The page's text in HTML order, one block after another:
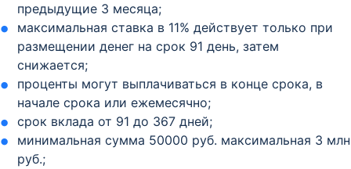
предыдущие 3 месяца;
максимальная ставка в 11% действует только при
размещении денег на срок 91 день, затем
снижается;
проценты могут выплачиваться в конце срока, в
начале срока или ежемесячно;
срок вклада от 91 до 367 дней;
минимальная сумма 50000 руб. максимальная 3 млн
руб.;